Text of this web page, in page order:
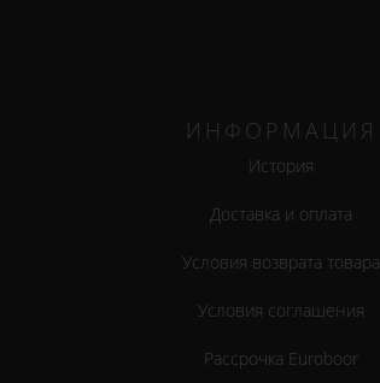
ИНФОРМАЦИЯ
История
Доставка и оплата
Условия возврата товара
Условия соглашения
Рассрочка Euroboor